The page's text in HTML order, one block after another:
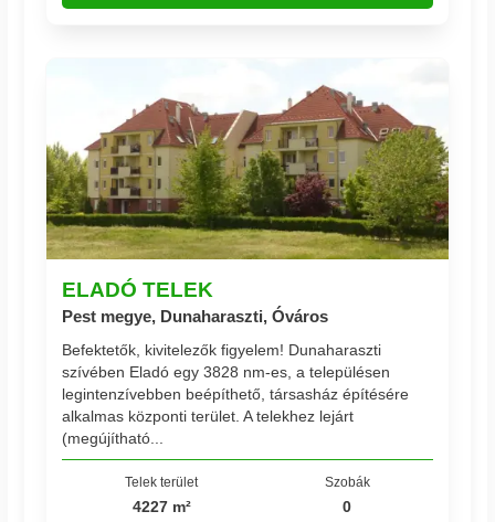
ELADÓ TELEK
Pest megye, Dunaharaszti, Óváros
Befektetők, kivitelezők figyelem! Dunaharaszti
szívében Eladó egy 3828 nm-es, a településen
legintenzívebben beépíthető, társasház építésére
alkalmas központi terület. A telekhez lejárt
(megújítható...
Telek terület
4227 m²
Szobák
0